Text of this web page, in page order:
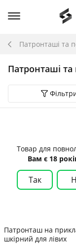
Патронташі та
Патронташі та
Товар для
Вам є 18
Так
Патронташ на
шкірний для лівих